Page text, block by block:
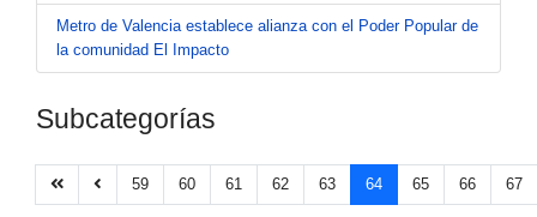
Metro de Valencia establece alianza con el Poder Popular de
la comunidad El Impacto
Subcategorías
59 60 61 62 63 64 65 66 67